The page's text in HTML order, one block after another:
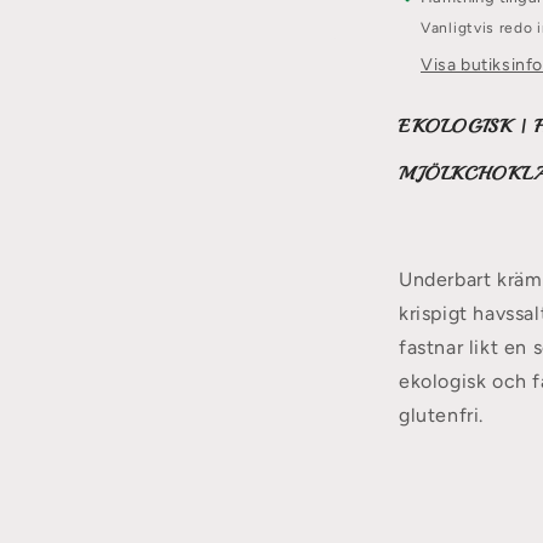
Vanligtvis redo
Visa
EKOLOGISK |
Underbart
krispigt
fastnar likt en
ekologisk och
glutenfri.